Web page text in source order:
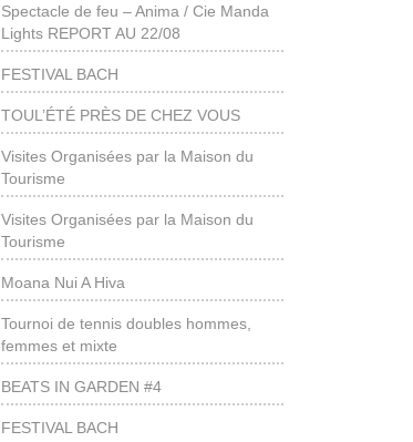
Spectacle de feu – Anima / Cie Manda
Lights REPORT AU 22/08
FESTIVAL BACH
TOUL’ÉTÉ PRÈS DE CHEZ VOUS
Visites Organisées par la Maison du
Tourisme
Visites Organisées par la Maison du
Tourisme
Moana Nui A Hiva
Tournoi de tennis doubles hommes,
femmes et mixte
BEATS IN GARDEN #4
FESTIVAL BACH